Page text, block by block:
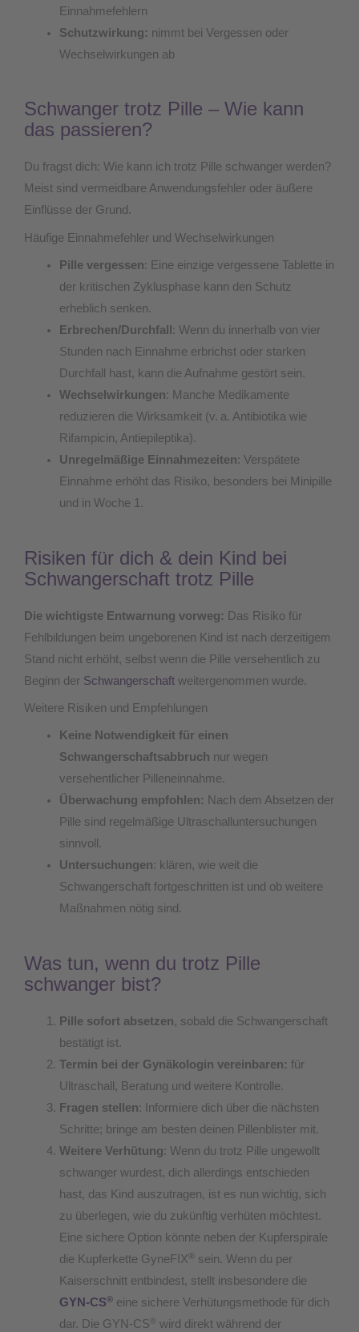
Einnahmefehlern
Schutzwirkung: nimmt bei Vergessen oder
Wechselwirkungen ab
Schwanger trotz Pille – Wie kann
das passieren?
Du fragst dich: Wie kann ich trotz Pille schwanger werden?
Meist sind vermeidbare Anwendungsfehler oder äußere
Einflüsse der Grund.
Häufige Einnahmefehler und Wechselwirkungen
Pille vergessen: Eine einzige vergessene Tablette in
der kritischen Zyklusphase kann den Schutz
erheblich senken.
Erbrechen/Durchfall : Wenn du innerhalb von vier
Stunden nach Einnahme erbrichst oder starken
Durchfall hast, kann die Aufnahme gestört sein.
Wechselwirkungen: Manche Medikamente
reduzieren die Wirksamkeit (v. a. Antibiotika wie
Rifampicin, Antiepileptika).
Unregelmäßige Einnahmezeiten: Verspätete
Einnahme erhöht das Risiko, besonders bei Minipille
und in Woche 1.
Risiken für dich & dein Kind bei
Schwangerschaft trotz Pille
Die wichtigste Entwarnung vorweg: Das Risiko für
Fehlbildungen beim ungeborenen Kind ist nach derzeitigem
Stand nicht erhöht, selbst wenn die Pille versehentlich zu
Beginn der Schwangerschaft weitergenommen wurde.
Weitere Risiken und Empfehlungen
Keine Notwendigkeit für einen
Schwangerschaftsabbruch nur wegen
versehentlicher Pilleneinnahme.
Überwachung empfohlen: Nach dem Absetzen der
Pille sind regelmäßige Ultraschalluntersuchungen
sinnvoll.
Untersuchungen: klären, wie weit die
Schwangerschaft fortgeschritten ist und ob weitere
Maßnahmen nötig sind.
Was tun, wenn du trotz Pille
schwanger bist?
Pille sofort absetzen, sobald die Schwangerschaft
bestätigt ist.
Termin bei der Gynäkologin vereinbaren: für
Ultraschall, Beratung und weitere Kontrolle.
Fragen stellen: Informiere dich über die nächsten
Schritte; bringe am besten deinen Pillenblister mit.
Weitere Verhütung: Wenn du trotz Pille ungewollt
schwanger wurdest, dich allerdings entschieden
hast, das Kind auszutragen, ist es nun wichtig, sich
zu überlegen, wie du zukünftig verhüten möchtest.
Eine sichere Option könnte neben der Kupferspirale
die Kupferkette GyneFIX® sein. Wenn du per
Kaiserschnitt entbindest, stellt insbesondere die
GYN-CS® eine sichere Verhütungsmethode für dich
dar. Die GYN-CS ® wird direkt während der